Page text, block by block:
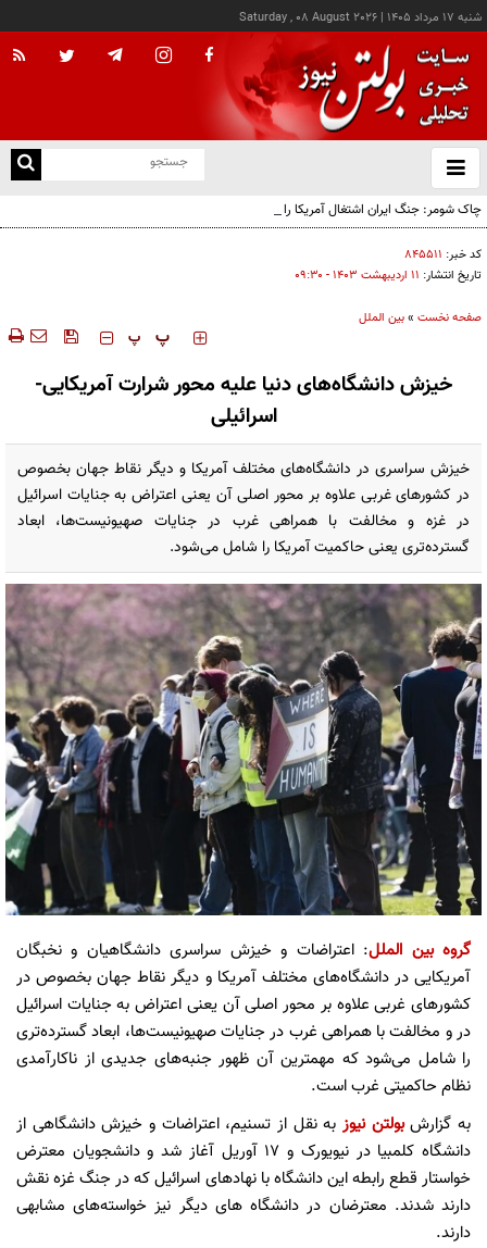
شنبه ۱۷ مرداد ۱۴۰۵ |
Saturday , 08 August 2026
باز
و
چاک شومر: جنگ ایران اشتغال آمریکا را تخریب کرد؛ ترامپ از کدام سیاره آمده؟!
کد خبر: ۸۴۵۵۱۱
تاریخ انتشار: ۱۱ ارديبهشت ۱۴۰۳ - ۰۹:۳۰
صفحه نخست »بین الملل
‍‍‍ پ پ
خیزش دانشگاه‌های دنیا علیه محور شرارت آمریکایی-
اسرائیلی
خیزش سراسری در دانشگاه‌های مختلف آمریکا و دیگر نقاط جهان بخصوص
در کشورهای غربی علاوه بر محور اصلی آن یعنی اعتراض به جنایات اسرائیل
در غزه و مخالفت با همراهی غرب در جنایات صهیونیست‌ها، ابعاد
گسترده‌تری یعنی حاکمیت آمریکا را شامل می‌شود.
گروه بین الملل: اعتراضات و خیزش سراسری دانشگاهیان و نخبگان
آمریکایی در دانشگاه‌های مختلف آمریکا و دیگر نقاط جهان بخصوص در
کشورهای غربی علاوه بر محور اصلی آن یعنی اعتراض به جنایات اسرائیل
در و مخالفت با همراهی غرب در جنایات صهیونیست‌ها، ابعاد گسترده‌تری
را شامل می‌شود که مهمترین آن ظهور جنبه‌های جدیدی از ناکارآمدی
نظام حاکمیتی غرب است.
به گزارشبولتن نیوز به نقل از تسنیم، اعتراضات و خیزش دانشگاهی از
دانشگاه کلمبیا در نیویورک و 17 آوریل آغاز شد و دانشجویان معترض
خواستار قطع رابطه این دانشگاه با نهادهای اسرائیل که در جنگ غزه نقش
دارند شدند. معترضان در دانشگاه های دیگر نیز خواسته‌های مشابهی
دارند.